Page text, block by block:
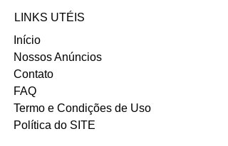
Email: vitoriagibeli@hotmail.com
INSTAGRAM
LINKS UTÉIS
Início
Nossos Anúncios
Contato
FAQ
Termo e Condições de Uso
Política do SITE